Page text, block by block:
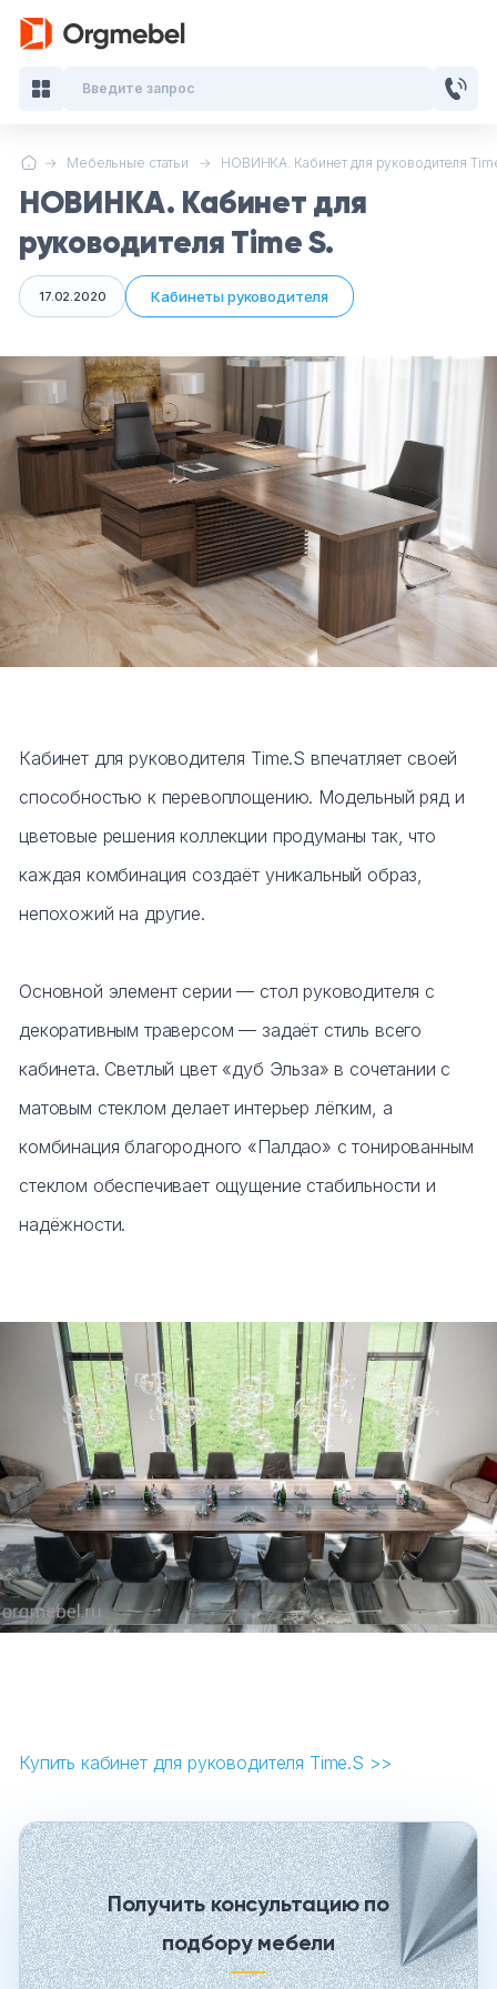
Мебельные статьи НОВИНКА. Кабинет для руководителя
НОВИНКА. Кабинет для
руководителя Time S.
Кабинеты руководителя
17.02.2020
Кабинет для руководителя Time.S впечатляет своей
способностью к перевоплощению. Модельный ряд и
цветовые решения коллекции продуманы так, что
каждая комбинация создаёт уникальный образ,
непохожий на другие.
Основной элемент серии — стол руководителя с
декоративным траверсом — задаёт стиль всего
кабинета. Светлый цвет «дуб Эльза» в сочетании с
матовым стеклом делает интерьер лёгким, а
комбинация благородного «Палдао» с тонированным
стеклом обеспечивает ощущение стабильности и
надёжности.
Купить кабинет для руководителя Time.S >>
Получить консультацию по
подбору мебели
Введите запрос
Кабинеты руководителя
Мебель для персонала
Столы для переговоров
Офисные кресла и стулья
Офисные столы
Тумбы офисные
Офисные шкафы
Офисные диваны
Искусственные растения